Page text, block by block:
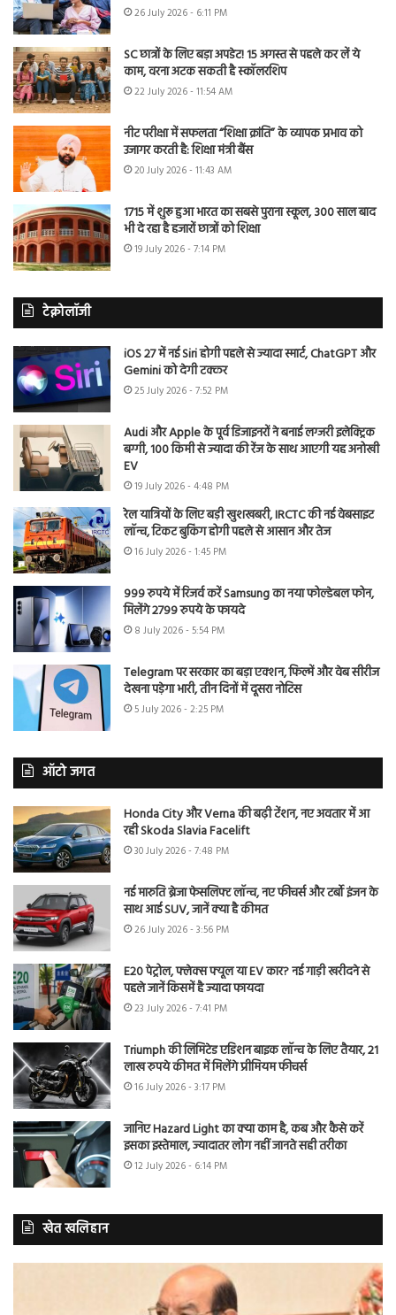
26 July 2026 - 6:11 PM
SC छात्रों के लिए बड़ा अपडेट! 15 अगस्त से पहले कर लें ये
काम, वरना अटक सकती है स्कॉलरशिप
22 July 2026 - 11:54 AM
नीट परीक्षा में सफलता “शिक्षा क्रांति” के व्यापक प्रभाव को
उजागर करती है: शिक्षा मंत्री बैंस
20 July 2026 - 11:43 AM
1715 में शुरू हुआ भारत का सबसे पुराना स्कूल, 300 साल बाद
भी दे रहा है हजारों छात्रों को शिक्षा
19 July 2026 - 7:14 PM
टेक्नोलॉजी
iOS 27 में नई Siri होगी पहले से ज्यादा स्मार्ट, ChatGPT और
Gemini को देगी टक्कर
25 July 2026 - 7:52 PM
Audi और Apple के पूर्व डिजाइनरों ने बनाई लग्जरी इलेक्ट्रिक
बग्गी, 100 किमी से ज्यादा की रेंज के साथ आएगी यह अनोखी
EV
19 July 2026 - 4:48 PM
रेल यात्रियों के लिए बड़ी खुशखबरी, IRCTC की नई वेबसाइट
लॉन्च, टिकट बुकिंग होगी पहले से आसान और तेज
16 July 2026 - 1:45 PM
999 रुपये में रिजर्व करें Samsung का नया फोल्डेबल फोन,
मिलेंगे 2799 रुपये के फायदे
8 July 2026 - 5:54 PM
Telegram पर सरकार का बड़ा एक्शन, फिल्में और वेब सीरीज
देखना पड़ेगा भारी, तीन दिनों में दूसरा नोटिस
5 July 2026 - 2:25 PM
ऑटो जगत
Honda City और Verna की बढ़ी टेंशन, नए अवतार में आ
रही Skoda Slavia Facelift
30 July 2026 - 7:48 PM
नई मारुति ब्रेजा फेसलिफ्ट लॉन्च, नए फीचर्स और टर्बो इंजन के
साथ आई SUV, जानें क्या है कीमत
26 July 2026 - 3:56 PM
E20 पेट्रोल, फ्लेक्स फ्यूल या EV कार? नई गाड़ी खरीदने से
पहले जानें किसमें है ज्यादा फायदा
23 July 2026 - 7:41 PM
Triumph की लिमिटेड एडिशन बाइक लॉन्च के लिए तैयार, 21
लाख रुपये कीमत में मिलेंगे प्रीमियम फीचर्स
16 July 2026 - 3:17 PM
जानिए Hazard Light का क्या काम है, कब और कैसे करें
इसका इस्तेमाल, ज्यादातर लोग नहीं जानते सही तरीका
12 July 2026 - 6:14 PM
खेत खलिहान